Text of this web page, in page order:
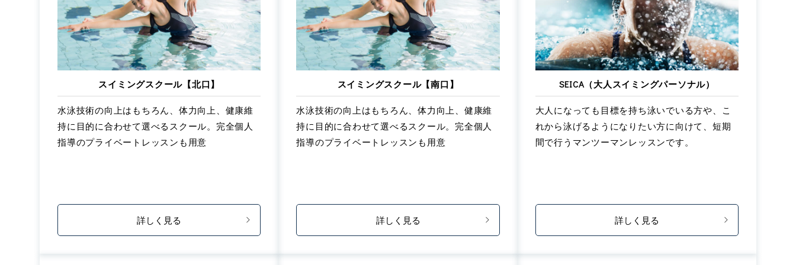
スイミングスクール【北口】
水泳技術の向上はもちろん、体力向上、健康維
持に目的に合わせて選べるスクール。完全個人
指導のプライベートレッスンも用意
詳しく見る
スイミングスクール【南口】
水泳技術の向上はもちろん、体力向上、健康維
持に目的に合わせて選べるスクール。完全個人
指導のプライベートレッスンも用意
詳しく見る
SEICA（大人スイミングパーソナル）
大人になっても目標を持ち泳いでいる方や、こ
れから泳げるようになりたい方に向けて、短期
間で行うマンツーマンレッスンです。
詳しく見る